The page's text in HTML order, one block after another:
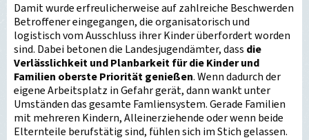
Damit wurde erfreulicherweise auf zahlreiche Beschwerden
Betroffener eingegangen, die organisatorisch und
logistisch vom Ausschluss ihrer Kinder überfordert worden
sind. Dabei betonen die Landesjugendämter, dass die
Verlässlichkeit und Planbarkeit für die Kinder und
Familien oberste Priorität genießen. Wenn dadurch der
eigene Arbeitsplatz in Gefahr gerät, dann wankt unter
Umständen das gesamte Famliensystem. Gerade Familien
mit mehreren Kindern, Alleinerziehende oder wenn beide
Elternteile berufstätig sind, fühlen sich im Stich gelassen.